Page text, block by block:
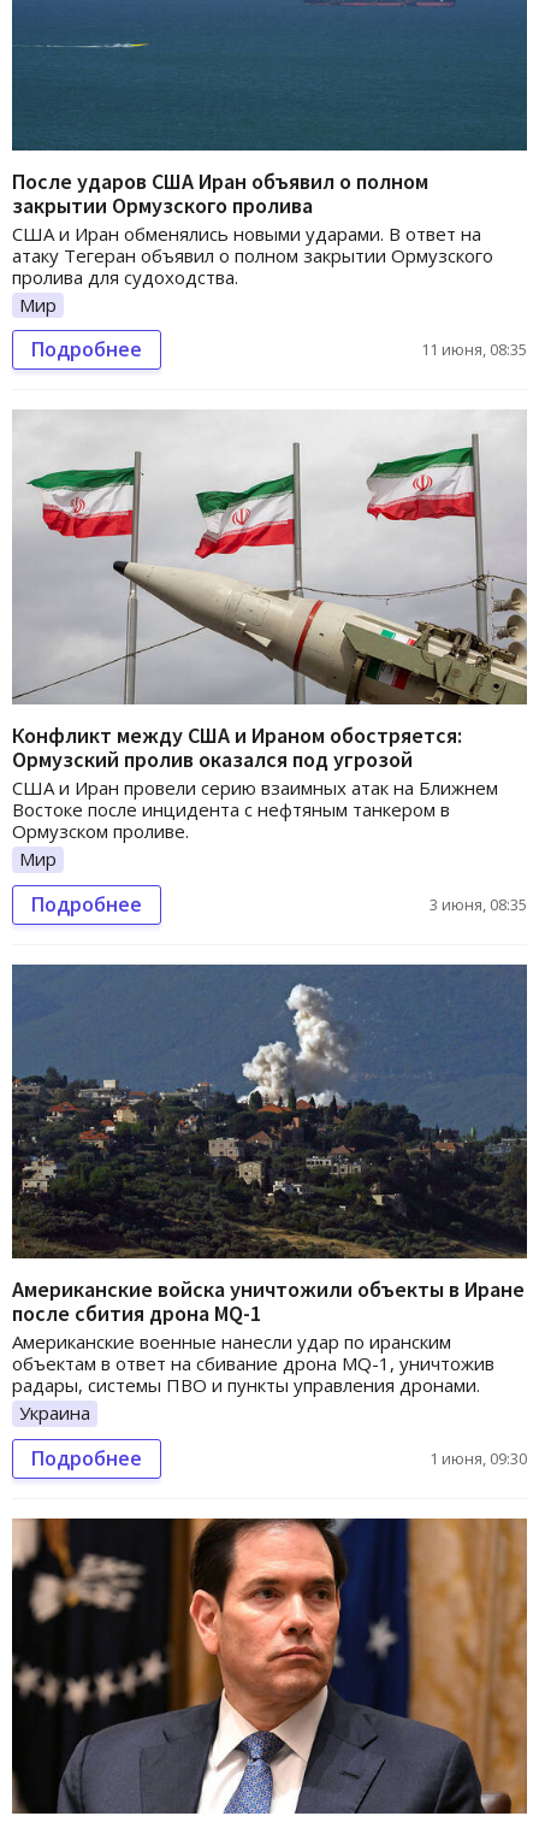
После ударов США Иран объявил о полном
закрытии Ормузского пролива
США и Иран обменялись новыми ударами. В ответ на
атаку Тегеран объявил о полном закрытии Ормузского
пролива для судоходства.
Мир
Подробнее 11 июня, 08:35
Конфликт между США и Ираном обостряется:
Ормузский пролив оказался под угрозой
США и Иран провели серию взаимных атак на Ближнем
Востоке после инцидента с нефтяным танкером в
Ормузском проливе.
Мир
Подробнее 3 июня, 08:35
Американские войска уничтожили объекты в Иране
после сбития дрона MQ-1
Американские военные нанесли удар по иранским
объектам в ответ на сбивание дрона MQ-1, уничтожив
радары, системы ПВО и пункты управления дронами.
Украина
Подробнее 1 июня, 09:30